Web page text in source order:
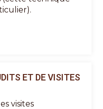
ET DE VISITES
visites